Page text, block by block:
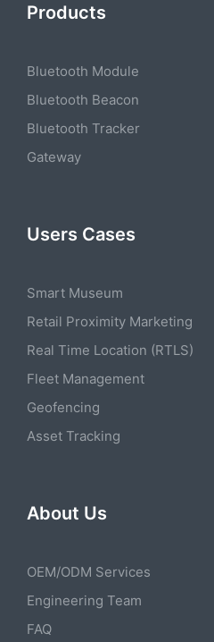
Products
Bluetooth Module
Bluetooth Beacon
Bluetooth Tracker
Gateway
Users Cases
Smart Museum
Retail Proximity Marketing
Real Time Location (RTLS)
Fleet Management
Geofencing
Asset Tracking
About Us
OEM/ODM Services
Engineering Team
FAQ